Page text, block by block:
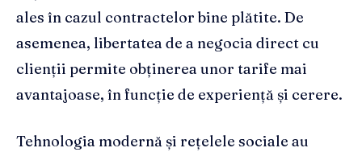
ales în cazul contractelor bine plătite. De
asemenea, libertatea de a negocia direct cu
clienții permite obținerea unor tarife mai
avantajoase, în funcție de experiență și cerere.
Tehnologia modernă și rețelele sociale au